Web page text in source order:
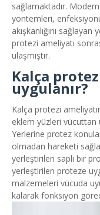
sağlamaktadır.
yöntemleri,
akışkanlığını
protezi ameliyatı
ulaşmıştır.
Kalça
uygulanır?
Kalça protezi
eklem yüzleri vücuttan
Yerlerine protez
olmadan hareketi
yerleştirilen saplı bir
yerleştirilen proteze
malzemeleri vücuda
kalarak fonksiyon